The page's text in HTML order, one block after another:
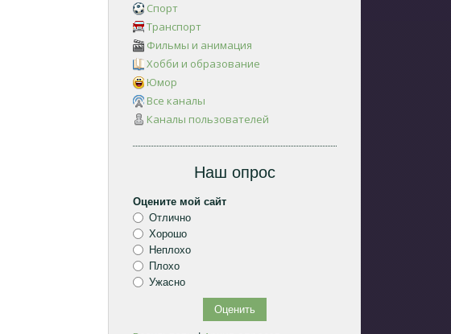
Спорт
Транспорт
Фильмы и анимация
Хобби и образование
Юмор
Все каналы
Каналы пользователей
Наш опрос
Оцените мой сайт
Отлично
Хорошо
Неплохо
Плохо
Ужасно